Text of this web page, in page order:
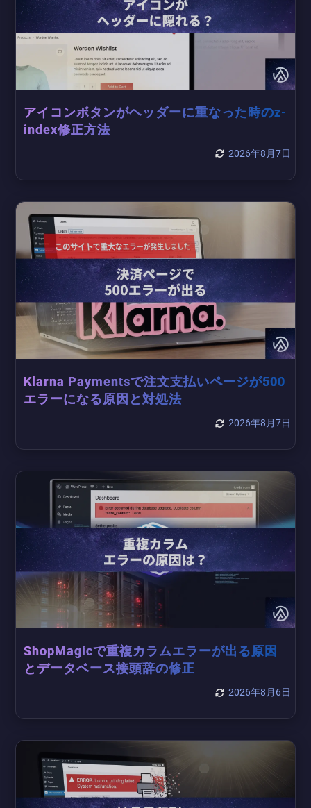
2026年8月7日
アイコンボタンがヘッダーに重なった時のz-
index修正方法
2026年8月7日
Klarna Paymentsで注文支払いページが500
エラーになる原因と対処法
2026年8月6日
ShopMagicで重複カラムエラーが出る原因
とデータベース接頭辞の修正